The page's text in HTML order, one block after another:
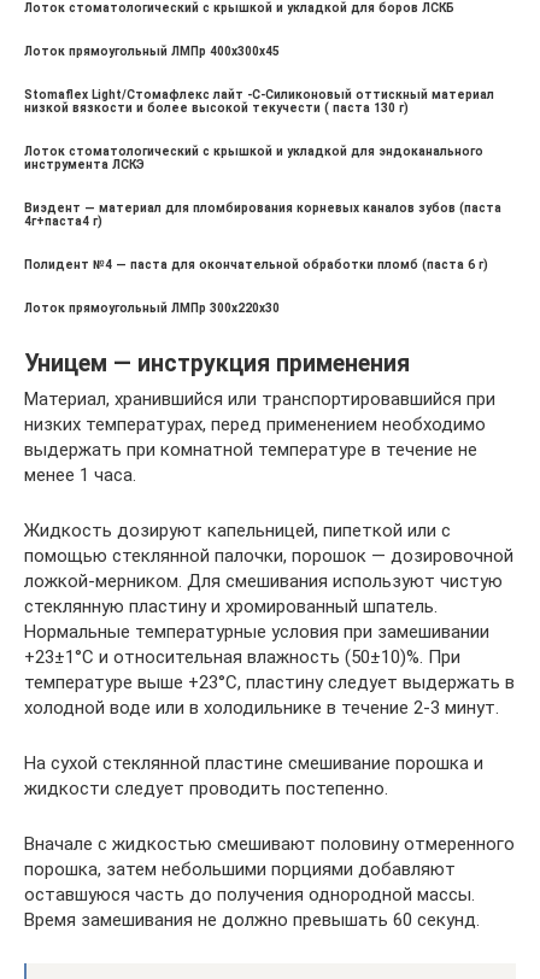
Лоток стоматологический с крышкой и укладкой для боров ЛСКБ
Лоток прямоугольный ЛМПр 400х300х45
Stomaflex Light/Стомафлекс лайт -С-Силиконовый оттискный материал
низкой вязкости и более высокой текучести ( паста 130 г)
Лоток стоматологический с крышкой и укладкой для эндоканального
инструмента ЛСКЭ
Виэдент — материал для пломбирования корневых каналов зубов (паста
4г+паста4 г)
Полидент №4 — паста для окончательной обработки пломб (паста 6 г)
Лоток прямоугольный ЛМПр 300х220х30
Уницем — инструкция применения
Материал, хранившийся или транспортировавшийся при
низких температурах, перед применением необходимо
выдержать при комнатной температуре в течение не
менее 1 часа.
Жидкость дозируют капельницей, пипеткой или с
помощью стеклянной палочки, порошок — дозировочной
ложкой-мерником. Для смешивания используют чистую
стеклянную пластину и хромированный шпатель.
Нормальные температурные условия при замешивании
+23±1°С и относительная влажность (50±10)%. При
температуре выше +23°С, пластину следует выдержать в
холодной воде или в холодильнике в течение 2-3 минут.
На сухой стеклянной пластине смешивание порошка и
жидкости следует проводить постепенно.
Вначале с жидкостью смешивают половину отмеренного
порошка, затем небольшими порциями добавляют
оставшуюся часть до получения однородной массы.
Время замешивания не должно превышать 60 секунд.